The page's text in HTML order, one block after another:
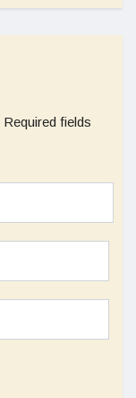
Required fields